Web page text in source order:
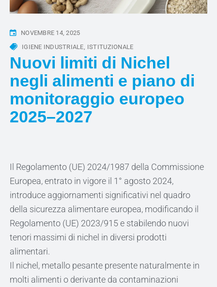
NOVEMBRE 14, 2025
IGIENE INDUSTRIALE ISTITUZIONALE
Nuovi limiti di Nichel
negli alimenti e piano di
monitoraggio europeo
2025–2027
Il Regolamento (UE) 2024/1987 della Commissione
Europea, entrato in vigore il 1° agosto 2024,
introduce aggiornamenti significativi nel quadro
della sicurezza alimentare europea, modificando il
Regolamento (UE) 2023/915 e stabilendo nuovi
tenori massimi di nichel in diversi prodotti
alimentari.
Il nichel, metallo pesante presente naturalmente in
molti alimenti o derivante da contaminazioni